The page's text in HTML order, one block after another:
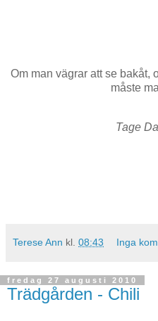
Om man vägrar att se bakåt,
måste
Tage
Terese Ann kl. 08:43 Inga
fredag 27 augusti 2010
Trädgården - Chili